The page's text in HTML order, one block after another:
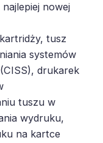
nowej
tusz
systemów
drukarek
tuszu w
wydruku,
na kartce